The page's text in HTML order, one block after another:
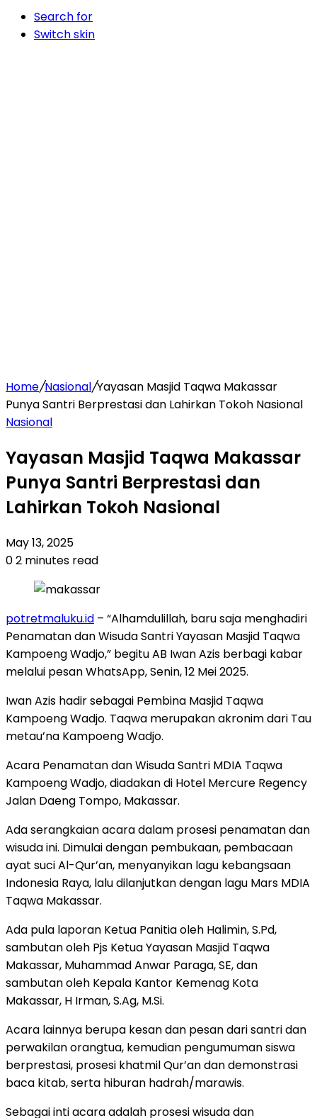
Search for
Switch skin
Home/Nasional/Yayasan Masjid Taqwa Makassar
Punya Santri Berprestasi dan Lahirkan Tokoh Nasional
Nasional
Yayasan Masjid Taqwa Makassar
Punya Santri Berprestasi dan
Lahirkan Tokoh Nasional
May 13, 2025
02 minutes read
potretmaluku.id – “Alhamdulillah, baru saja menghadiri
Penamatan dan Wisuda Santri Yayasan Masjid Taqwa
Kampoeng Wadjo,” begitu AB Iwan Azis berbagi kabar
melalui pesan WhatsApp, Senin, 12 Mei 2025.
Iwan Azis hadir sebagai Pembina Masjid Taqwa
Kampoeng Wadjo. Taqwa merupakan akronim dari Tau
metau’na Kampoeng Wadjo.
Acara Penamatan dan Wisuda Santri MDIA Taqwa
Kampoeng Wadjo, diadakan di Hotel Mercure Regency
Jalan Daeng Tompo, Makassar.
Ada serangkaian acara dalam prosesi penamatan dan
wisuda ini. Dimulai dengan pembukaan, pembacaan
ayat suci Al-Qur’an, menyanyikan lagu kebangsaan
Indonesia Raya, lalu dilanjutkan dengan lagu Mars MDIA
Taqwa Makassar.
Ada pula laporan Ketua Panitia oleh Halimin, S.Pd,
sambutan oleh Pjs Ketua Yayasan Masjid Taqwa
Makassar, Muhammad Anwar Paraga, SE, dan
sambutan oleh Kepala Kantor Kemenag Kota
Makassar, H Irman, S.Ag, M.Si.
Acara lainnya berupa kesan dan pesan dari santri dan
perwakilan orangtua, kemudian pengumuman siswa
berprestasi, prosesi khatmil Qur’an dan demonstrasi
baca kitab, serta hiburan hadrah/marawis.
Sebagai inti acara adalah prosesi wisuda dan